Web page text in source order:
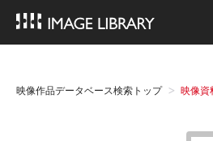
映像作品データベース検索トップ 映像資